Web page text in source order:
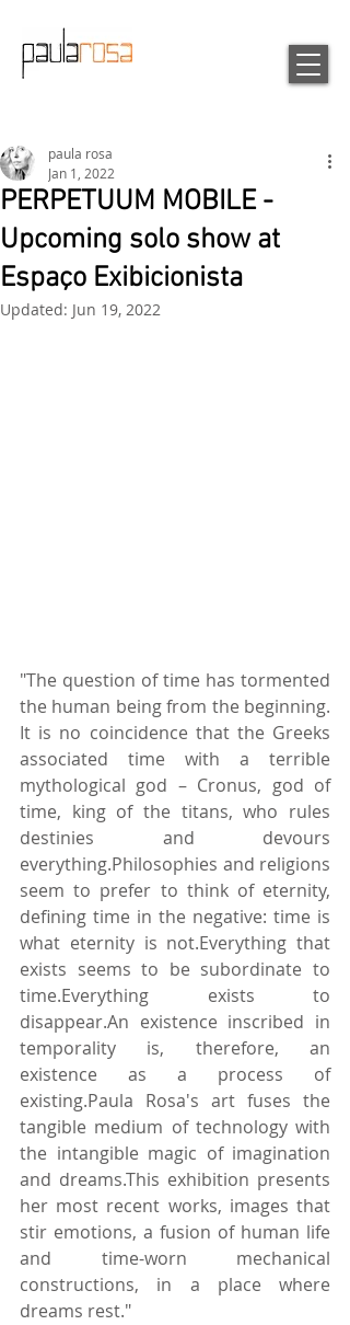
PERPETUUM MOBILE -
Upcoming solo show at
Espaço Exibicionista
paula rosa
Jan 1, 2022
Updated: Jun 19, 2022
"The question of time has tormented
the human being from the beginning.
It is no coincidence that the Greeks
associated time with a terrible
mythological god – Cronus, god of
time, king of the titans, who rules
destinies and devours
everything.Philosophies and religions
seem to prefer to think of eternity,
defining time in the negative: time is
what eternity is not.Everything that
exists seems to be subordinate to
time.Everything exists to
disappear.An existence inscribed in
temporality is, therefore, an
existence as a process of
existing.Paula Rosa's art fuses the
tangible medium of technology with
the intangible magic of imagination
and dreams.This exhibition presents
her most recent works, images that
stir emotions, a fusion of human life
and time-worn mechanical
constructions, in a place where
dreams rest."